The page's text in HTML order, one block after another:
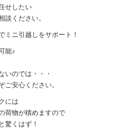
せしたい
談ください。
ニ引越しをサポート！
能♪
いのでは・・・
ご安心ください。
には
荷物が積めますので
驚くはず！